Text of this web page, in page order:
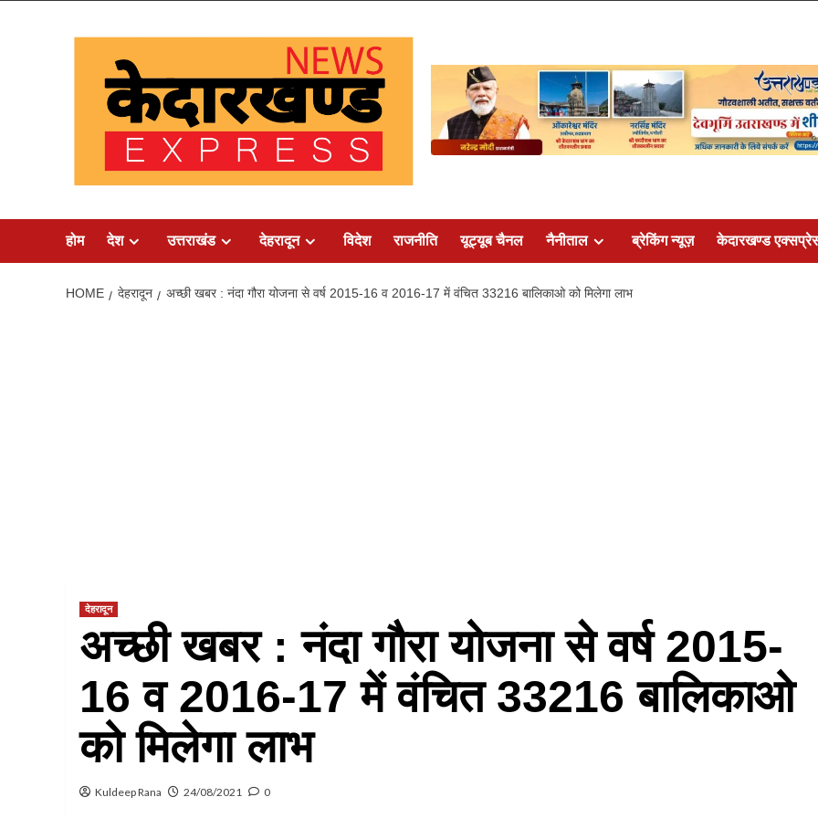
होम देश उत्तराखंड देहरादून विदेश राजनीति यूट्यूब चैनल नैनीताल ब्रेकिंग न्यूज़ केदारखण्ड
HOME देहरादून अच्छी खबर : नंदा गौरा योजना से वर्ष 2015-16 व 2016-17 में वंचित 33216 बालिकाओ को मिलेगा लाभ
देहरादून
अच्छी खबर : नंदा गौरा योजना से वर्ष 2015-
16 व 2016-17 में वंचित 33216 बालिकाओ
को मिलेगा लाभ
Kuldeep Rana 24/08/2021 0